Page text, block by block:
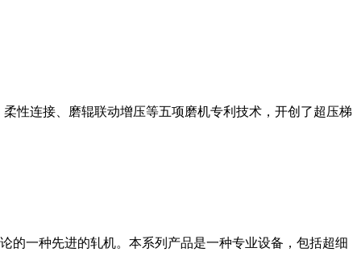
性连接、磨辊联动增压等五项磨机专利技术，开创了超压梯
的一种先进的轧机。本系列产品是一种专业设备，包括超细